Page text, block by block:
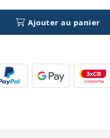
Ajouter au panier